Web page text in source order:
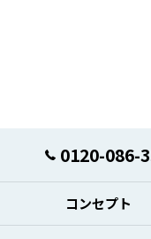
0120-086-
コンセプト